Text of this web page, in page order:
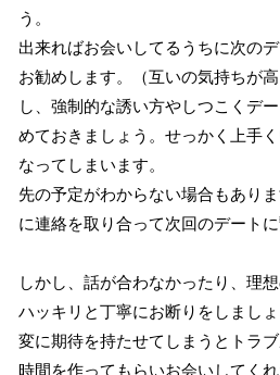
う。
出来ればお会いしてるうちに次の
お勧めします。（互いの気持ちが
し、強制的な誘い方やしつこくデ
めておきましょう。せっかく上手
なってしまいます。
先の予定がわからない場合もあり
に連絡を取り合って次回のデートに
しかし、話が合わなかったり、理
ハッキリと丁寧にお断りをしましょ
変に期待を持たせてしまうとトラ
時間を作ってもらいお会いしてく